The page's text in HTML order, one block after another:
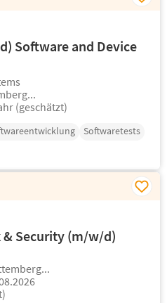
Software and Device
(geschätzt)
Softwaretests
& Security (m/w/d)